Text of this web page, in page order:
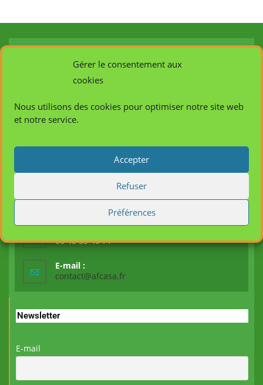
Gérer le consentement aux
cookies
Nous utilisons des cookies pour optimiser notre site web
et notre service.
Accepter
Refuser
Préférences
d'employeurs et de professionnels des secteurs social,
sanitaire, médico-social, du monde de l'éducation, de
promouvoir la formation et la professionnalisation des
salariés de ces secteurs.
06 48 33 46 71
E-mail :
contact@afcasa.fr
Newsletter
E-mail